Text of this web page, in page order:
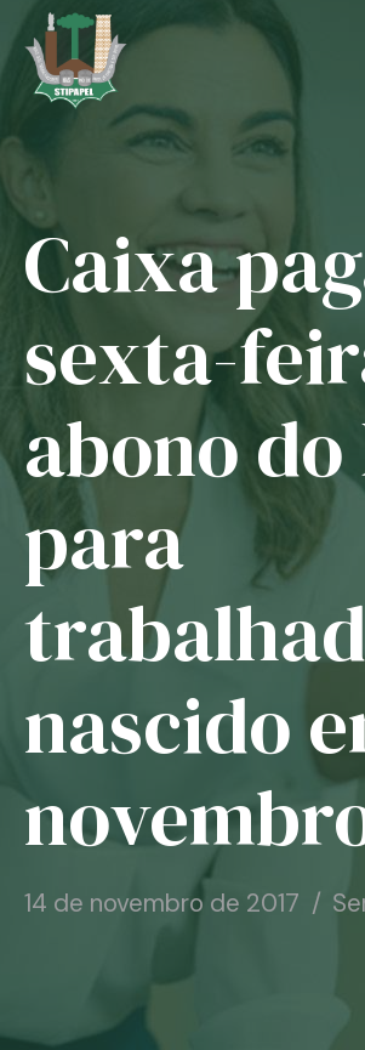
to
content
Home
Jurídico
Convênios
Notícias
Associe-se
Caixa
sexta-
abono do
para
nascido
14 de novembro de 2017